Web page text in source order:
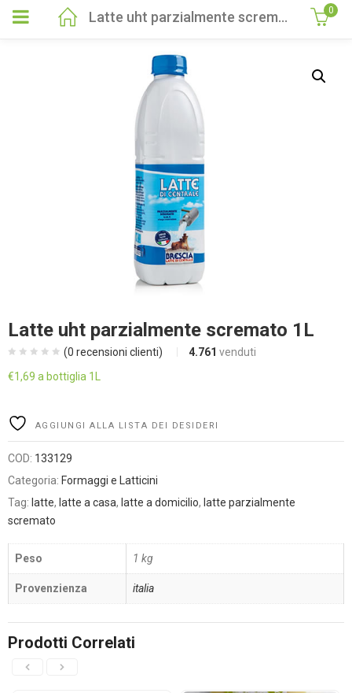
Latte uht parzialmente scremato 1L 0
Latte uht parzialmente scremato 1L
(0 recensioni clienti) 4.761 venduti
€1,69 a bottiglia 1L
Alternative:
AGGIUNGI ALLA LISTA DEI DESIDERI
COD: 133129
Categoria: Formaggi e Latticini
Tag: latte, latte a casa, latte a domicilio, latte parzialmente
scremato
Peso 1 kg
Provenzienza italia
Prodotti Correlati